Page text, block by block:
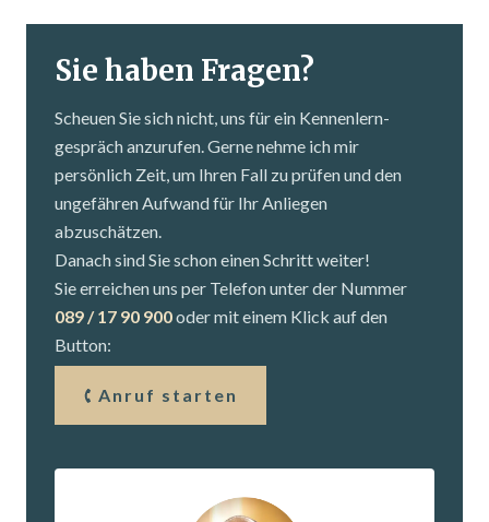
Sie haben Fragen?
Scheuen Sie sich nicht, uns für ein Kennenlern­
gespräch anzurufen. Gerne nehme ich mir
persönlich Zeit, um Ihren Fall zu prüfen und den
ungefähren Aufwand für Ihr Anliegen
abzuschätzen.
Danach sind Sie schon einen Schritt weiter!
Sie erreichen uns per Telefon unter der Nummer
089 / 17 90 900oder mit einem Klick auf den
Button:
Anruf starten